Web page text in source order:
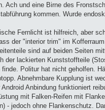
Ach und eine Birne des
kommen. Wurde
Fernlicht ist hilfreich, aber
der "interior trim" im
sind auf beiden Seiten
der lackierten Kunststoffteile
Politur hat nicht geholfen.
Abnehmbare Kupplung ist
Android Anbindung funktioniert
mit Falken-Reifen mit
- jedoch ohne Flankenschutz.